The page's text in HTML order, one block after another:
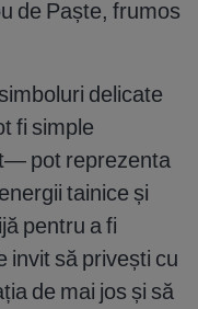
de Paște, frumos
delicate
fi simple
pot reprezenta
tainice și
pentru a fi
invit să privești cu
de mai jos și să